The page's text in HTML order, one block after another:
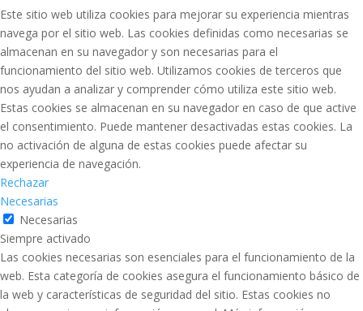
Este sitio web utiliza cookies para mejorar su experiencia mientras
navega por el sitio web. Las cookies definidas como necesarias se
almacenan en su navegador y son necesarias para el
funcionamiento del sitio web. Utilizamos cookies de terceros que
nos ayudan a analizar y comprender cómo utiliza este sitio web.
Estas cookies se almacenan en su navegador en caso de que active
el consentimiento. Puede mantener desactivadas estas cookies. La
no activación de alguna de estas cookies puede afectar su
experiencia de navegación.
Rechazar
Necesarias
Necesarias
Siempre activado
Las cookies necesarias son esenciales para el funcionamiento de la
web. Esta categoría de cookies asegura el funcionamiento básico de
la web y características de seguridad del sitio. Estas cookies no